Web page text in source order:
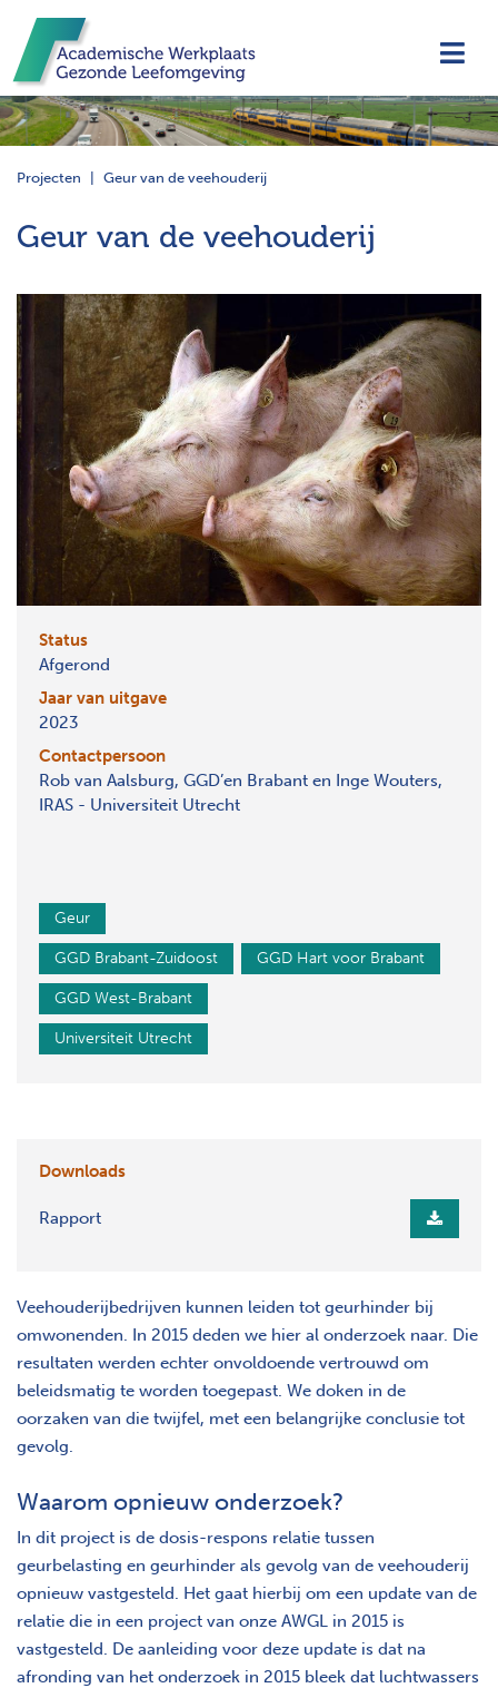
Projecten Geur van de veehouderij
Geur van de veehouderij
Status
Afgerond
Jaar van uitgave
2023
Contactpersoon
Rob van Aalsburg, GGD’en Brabant en Inge Wouters,
IRAS - Universiteit Utrecht
Geur
GGD Brabant-Zuidoost GGD Hart voor Brabant
GGD West-Brabant
Universiteit Utrecht
Downloads
Rapport
Veehouderijbedrijven kunnen leiden tot geurhinder bij
omwonenden. In 2015 deden we hier al onderzoek naar. Die
resultaten werden echter onvoldoende vertrouwd om
beleidsmatig te worden toegepast. We doken in de
oorzaken van die twijfel, met een belangrijke conclusie tot
gevolg.
Waarom opnieuw onderzoek?
In dit project is de dosis-respons relatie tussen
geurbelasting en geurhinder als gevolg van de veehouderij
opnieuw vastgesteld. Het gaat hierbij om een update van de
relatie die in een project van onze AWGL in 2015 is
vastgesteld. De aanleiding voor deze update is dat na
afronding van het onderzoek in 2015 bleek dat luchtwassers